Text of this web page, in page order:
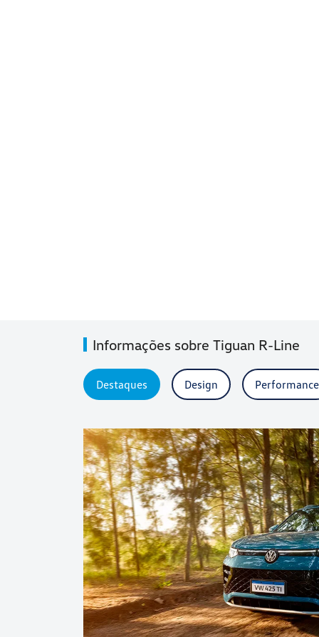
Informações sobre Tiguan R-Line
Destaques Design Performance